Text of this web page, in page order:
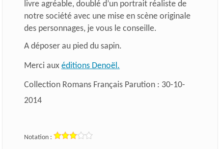
livre agréable, doublé d’un portrait réaliste de
notre société avec une mise en scène originale
des personnages, je vous le conseille.
A déposer au pied du sapin.
Merci aux éditions Denoël.
Collection Romans Français Parution : 30-10-
2014
Notation :